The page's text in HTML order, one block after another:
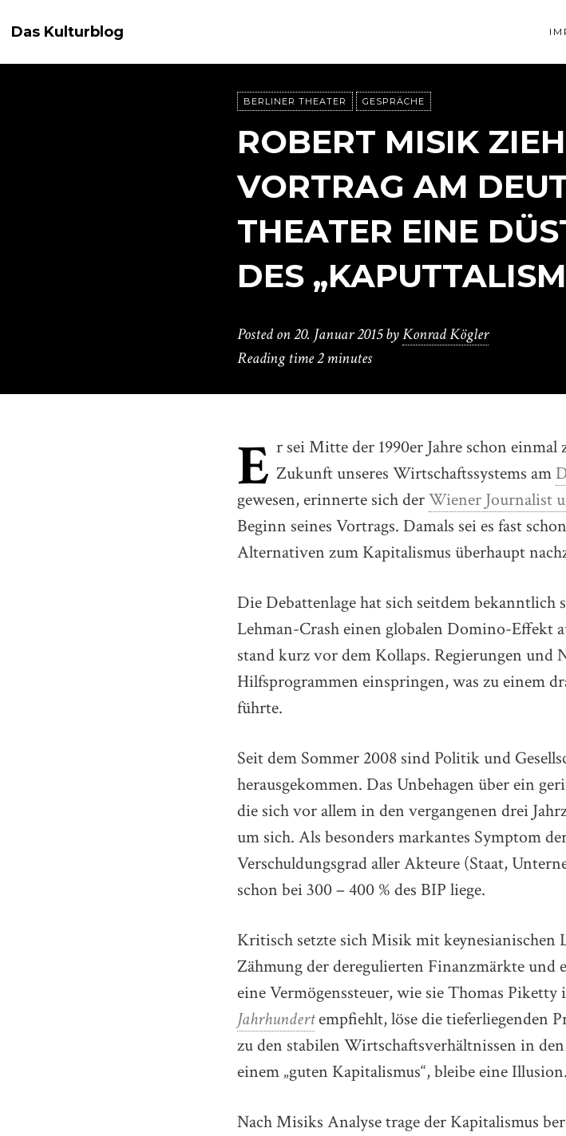
Das Kulturblog
BERLINER THEATER GESPRÄCHE
ROBERT MISIK
VORTRAG AM
THEATER EINE
DES
Posted on20. Januar 2015byKonrad Kögler
Reading time2 minutes
E r sei Mitte der 1990er Jahre schon
Zukunft unseres Wirtschaftssystems am
gewesen, erinnerte sich derWiener Journalist
Beginn seines Vortrags. Damals sei es fast
Alternativen zum Kapitalismus überhaupt
Die Debattenlage hat sich seitdem
Lehman-Crash einen globalen Domino-Effekt
stand kurz vor dem Kollaps. Regierungen und
Hilfsprogrammen einspringen, was zu einem
führte.
Seit dem Sommer 2008 sind Politik und
herausgekommen. Das Unbehagen über ein
die sich vor allem in den vergangenen drei
um sich. Als besonders markantes Symptom
Verschuldungsgrad aller Akteure (Staat,
schon bei 300 – 400 % des BIP liege.
Kritisch setzte sich Misik mit keynesianischen
Zähmung der deregulierten Finanzmärkte und
eine Vermögenssteuer, wie sie Thomas Piketty
Jahrhundertempfiehlt, löse die tieferliegenden
zu den stabilen Wirtschaftsverhältnissen in
einem „guten Kapitalismus“, bleibe eine Illusion.
Nach Misiks Analyse trage der Kapitalismus